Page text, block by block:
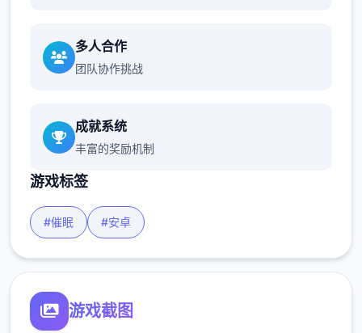
多人合作
团队协作挑战
成就系统
丰富的奖励机制
游戏标签
#催眠 #安卓
游戏截图